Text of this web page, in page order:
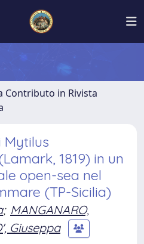
Contributo in Rivista
Mytilus
1819) in un
open-sea nel
(TP-Sicilia)
; MANGANARO,
Giuseppa